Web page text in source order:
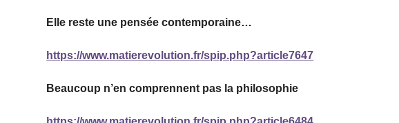
Elle reste une pensée contemporaine…
https://www.matierevolution.fr/spip.php?article7647
Beaucoup n’en comprennent pas la philosophie